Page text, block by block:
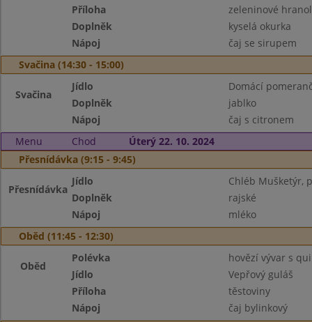
Příloha
zeleninové
Doplněk
kyselá okurka
Nápoj
čaj se sirupem
Svačina (14:30 - 15:00)
Svačina
Jídlo
Domácí
Doplněk
jablko
Nápoj
čaj s citronem
Menu
Chod
Úterý 22. 10. 2024
Přesnídávka (9:15 - 9:45)
Přesnídávka
Jídlo
Chléb Mušketýr,
Doplněk
rajské
Nápoj
mléko
Oběd (11:45 - 12:30)
Oběd
Polévka
hovězí vývar s
Jídlo
Vepřový guláš
Příloha
těstoviny
Nápoj
čaj bylinkový